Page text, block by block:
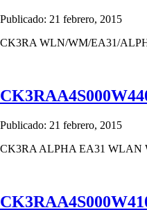
Publicado: 21 febrero, 2015
CK3RA WLN/WM/EA31/
Publicado: 21 febrero, 2015
CK3RA ALPHA EA31 WLAN